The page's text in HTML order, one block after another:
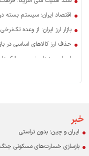
اقتصاد ایران؛ سیستم بسته
بازار ارز ایران: از وعده
حذف ارز کالاهای اساسی در
اسرار سودهای نجومی
خبر
ایران و چین؛ بدون تراستی
بازسازی خسارت‌های مسکونی جنگ؛ برآورد ۷۸ هزار میلیارد تومانی و